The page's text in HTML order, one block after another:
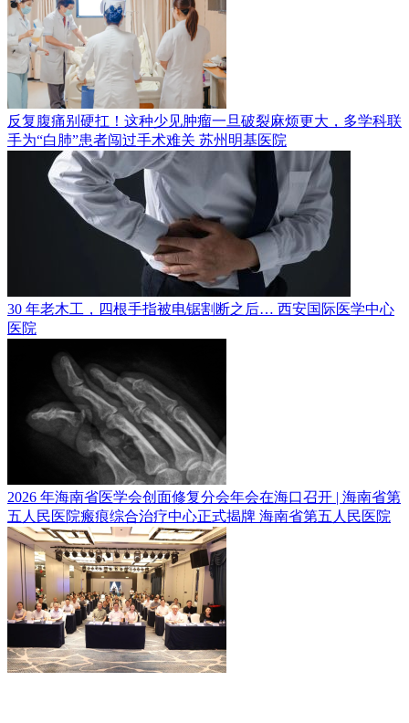
反复腹痛别硬扛！这种少见肿瘤一旦破裂麻烦更大，多学科联
手为“白肺”患者闯过手术难关 苏州明基医院
30 年老木工，四根手指被电锯割断之后… 西安国际医学中心
医院
2026 年海南省医学会创面修复分会年会在海口召开 | 海南省第
五人民医院瘢痕综合治疗中心正式揭牌 海南省第五人民医院